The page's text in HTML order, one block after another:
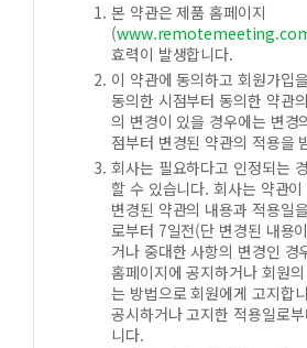
본 약관은 제품 홈페이지
(
효력이 발생합니다.
이 약관에 동의하고 회원가입
동의한 시점부터 동의한 약관
의 변경이 있을 경우에는 변경
점부터 변경된 약관의 적용을
회사는 필요하다고 인정되는
할 수 있습니다. 회사는 약관
변경된 약관의 내용과 적용일
로부터 7일전(단 변경된 내용
거나 중대한 사항의 변경인 경
홈페이지에 공지하거나 회원
는 방법으로 회원에게 고지합
공시하거나 고지한 적용일로
니다.